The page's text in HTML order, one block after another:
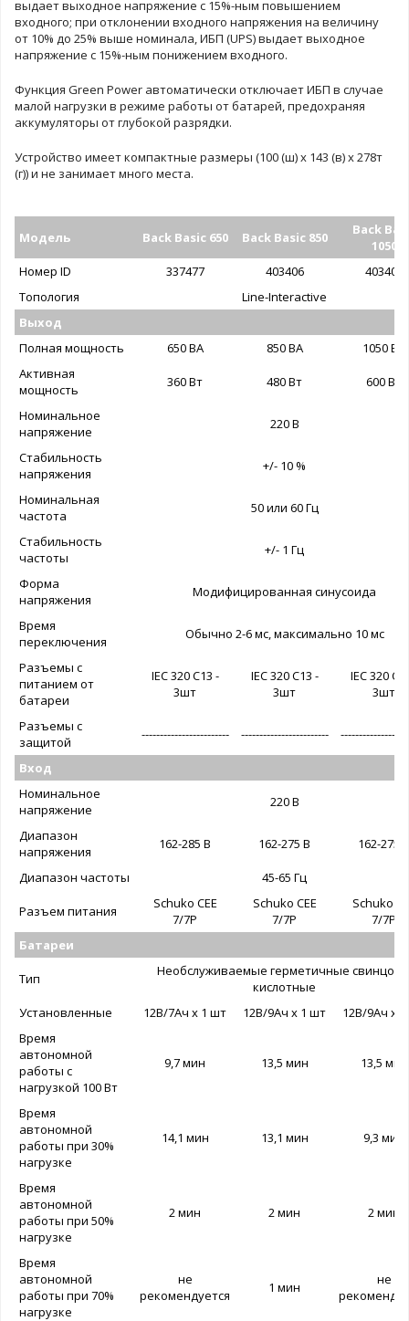
выдает выходное напряжение с 15%-ным повышением
входного; при отклонении входного напряжения на величину
от 10% до 25% выше номинала, ИБП (UPS) выдает выходное
напряжение с 15%-ным понижением входного.
Функция Green Power автоматически отключает ИБП в случае
малой нагрузки в режиме работы от батарей, предохраняя
аккумуляторы от глубокой разрядки.
Устройство имеет компактные размеры (100 (ш) х 143 (в) х 278т
(г)) и не занимает много места.
Модель Back Basic 650 Back Basic 850
Back
1050
Номер ID
337477 403406
403407
Топология
Line-Interactive
Выход
Полная мощность
650 ВА 850 ВА
1050 ВА
Активная
мощность
360 Вт 480 Вт 600 Вт
Номинальное
напряжение
220 В
Стабильность
напряжения
+/- 10 %
Номинальная
частота
50 или 60 Гц
Стабильность
частоты
+/- 1 Гц
Форма
напряжения
Модифицированная синусоида
Время
переключения
Обычно 2-6 мс, максимально 10 мс
Разъемы с
питанием от
батареи
IEC 320 C13 -
3шт
IEC 320 C13 -
3шт
IEC 320
3шт
Разъемы с
защитой
------------------------ ------------------------
Вход
Номинальное
напряжение
220 В
Диапазон
напряжения
162-285 В 162-275 В 162-275 В
Диапазон частоты 45-65 Гц
Разъем питания
Schuko CEE
7/7P
Schuko CEE
7/7P
Schuko
7/7P
Батареи
Тип
Необслуживаемые герметичные
кислотные
Установленные
12В/7Ач х 1 шт 12В/9Ач х 1 шт
12В/9Ач х
Время
автономной
работы с
нагрузкой 100 Вт
9,7 мин 13,5 мин 13,5 мин
Время
автономной
работы при 30%
нагрузке
14,1 мин 13,1 мин 9,3 мин
Время
автономной
работы при 50%
нагрузке
2 мин 2 мин 2 мин
Время
автономной
работы при 70%
нагрузке
не
рекомендуется
1 мин
не